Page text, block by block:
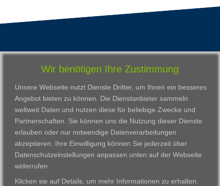
VWAK
Karriere
Kontakt
Download
Impressum
Datenschutzerklärung
Standorte
Darmstadt
Frankfurt am Main
Gießen
Kassel
Wiesbaden
Fortbildungszentrum
Bildungsangebot
Ausbildung
Zertifikatslehrgänge
Fortbildung
© 2002 - 2026 Materna TMT GmbH, powered by CARUSO
Wir benötigen Ihre Zustimmung
Unsere Webseite nutzt Dienste Dritter, um Ihnen ein besseres
Angebot bieten zu können. Die Dienstanbieter sammeln
weltweit Daten und nutzen diese für beliebige Zwecke und
Partnerschaften. Sie können uns die Nutzung dieser Dienste
erlauben oder nur notwendige Datenverarbeitungen
akzeptieren. Ihre Einwilligung können Sie jederzeit über
Datenschutzeinstellungen anpassen unten auf der Webseite
widerrufen.
Klicken sie auf Details, um mehr Informationen zu erhalten.